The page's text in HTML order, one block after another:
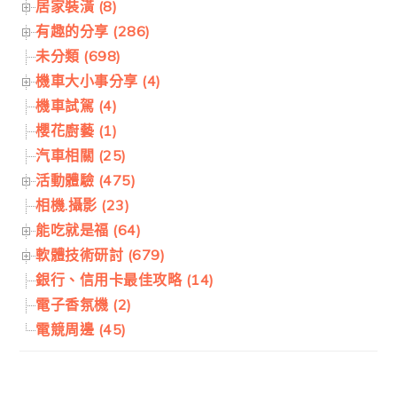
居家裝潢 (8)
有趣的分享 (286)
未分類 (698)
機車大小事分享 (4)
機車試駕 (4)
櫻花廚藝 (1)
汽車相關 (25)
活動體驗 (475)
相機.攝影 (23)
能吃就是福 (64)
軟體技術研討 (679)
銀行、信用卡最佳攻略 (14)
電子香氛機 (2)
電競周邊 (45)